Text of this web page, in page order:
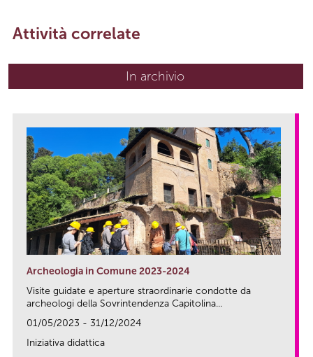
Attività correlate
In archivio
Archeologia in Comune 2023-2024
Visite guidate e aperture straordinarie condotte da
archeologi della Sovrintendenza Capitolina...
01/05/2023 - 31/12/2024
Iniziativa didattica